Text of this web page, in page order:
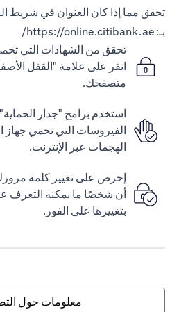
تحقق مما إذا كان العنوان في شريط
بـ: https://online.citibank.ae/
تحقق من الشهادات التي
انقر على علامة "القفل
متصفحك.
استخدم برامج "جدار
الفيروسات التي تحمي جهاز
الهجمات عبر الإنترنت.
إحرص على تغيير كلمة
أن شخصًا ما يمكنه التعرف
بتغييرها على الفور.
معلومات حول